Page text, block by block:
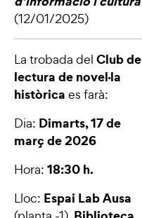
(12/01/2025)
La trobada del Club de
lectura de novel·la
històrica es farà:
Dia: Dimarts, 17 de
març de 2026
Hora: 18:30 h.
Lloc: Espai Lab Ausa